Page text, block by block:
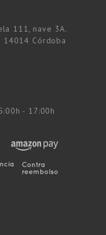
111, nave 3A.
14014 Córdoba
- 17:00h